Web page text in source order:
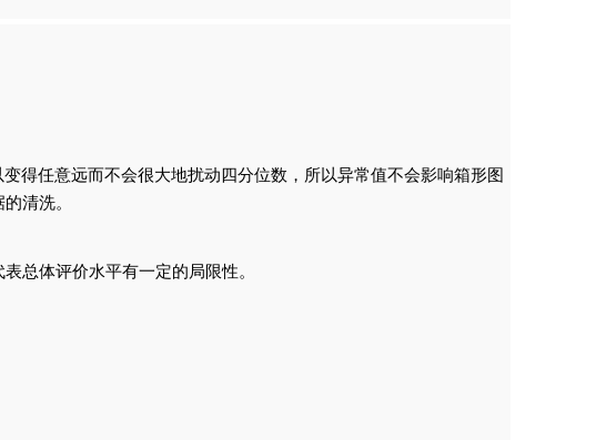
得任意远而不会很大地扰动四分位数，所以异常值不会影响箱形图
清洗。
总体评价水平有一定的局限性。